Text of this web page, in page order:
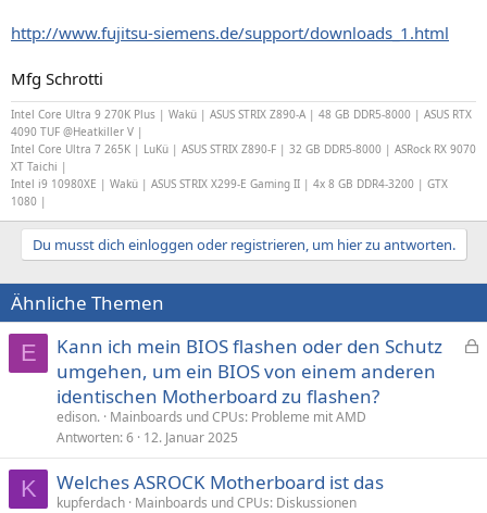
http://www.fujitsu-siemens.de/support/downloads_1.html
Mfg Schrotti
Intel Core Ultra 9 270K Plus | Wakü | ASUS STRIX Z890-A | 48 GB DDR5-8000 | ASUS RTX
4090 TUF @Heatkiller V |
Intel Core Ultra 7 265K | LuKü | ASUS STRIX Z890-F | 32 GB DDR5-8000 | ASRock RX 9070
XT Taichi |
Intel i9 10980XE | Wakü | ASUS STRIX X299-E Gaming II | 4x 8 GB DDR4-3200 | GTX
1080 |
Du musst dich einloggen oder registrieren, um hier zu antworten.
Ähnliche Themen
E
r
Kann ich mein BIOS flashen oder den Schutz
umgehen, um ein BIOS von einem anderen
identischen Motherboard zu flashen?
edison. Mainboards und CPUs: Probleme mit AMD
Antworten 6 12. Januar 2025
K Welches ASROCK Motherboard ist das
kupferdach Mainboards und CPUs: Diskussionen